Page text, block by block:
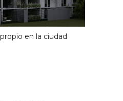
en la ciudad